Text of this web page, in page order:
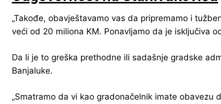
„Takođe, obavještavamo vas da pripremamo i
veći od 20 miliona KM. Ponavljamo da je isključiva
Da li je to greška prethodne ili sadašnje gradske
Banjaluke.
„Smatramo da vi kao gradonačelnik imate